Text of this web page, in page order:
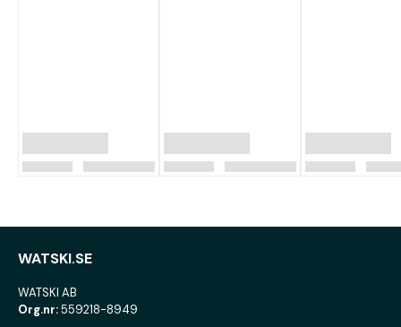
WATSKI.SE
WATSKI AB
Org.nr:559218-8949